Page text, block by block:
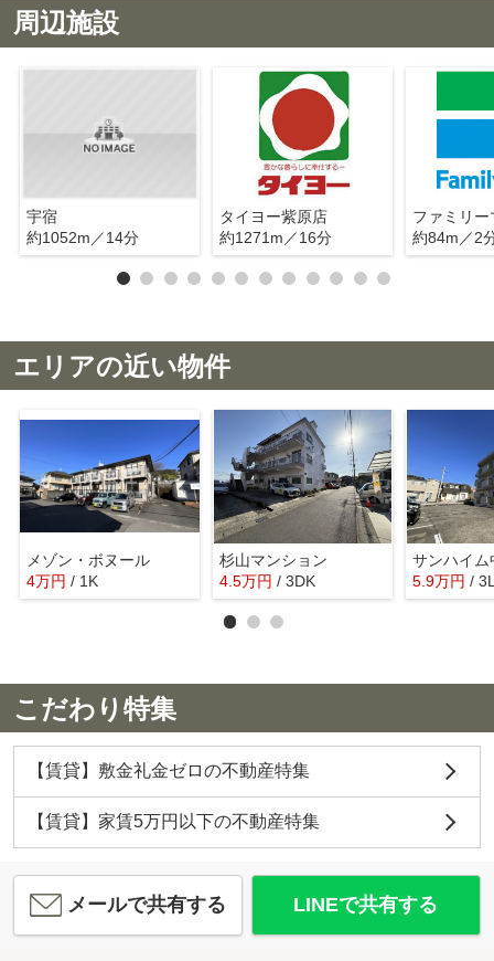
周辺施設
宇宿
約1052m／14分
タイヨー紫原店
約1271m／16分
約84m／2
エリアの近い物件
メゾン・ボヌール
4万円 / 1K
杉山マンション
4.5万円 / 3DK
サンハイム
5.9万円 /
こだわり特集
【賃貸】敷金礼金ゼロの不動産特集
【賃貸】家賃5万円以下の不動産特集
メールで共有する LINEで共有する